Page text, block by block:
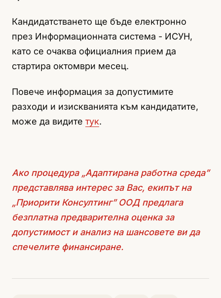
Кандидатстването ще бъде електронно
през Информационната система - ИСУН,
като се очаква официалния прием да
стартира октомври месец.
Повече информация за допустимите
разходи и изискванията към кандидатите,
може да видите тук.
Ако процедура „Адаптирана работна среда”
представлява интерес за Вас, екипът на
„Приорити Консултинг” ООД предлага
безплатна предварителна оценка за
допустимост и анализ на шансовете ви да
спечелите финансиране.